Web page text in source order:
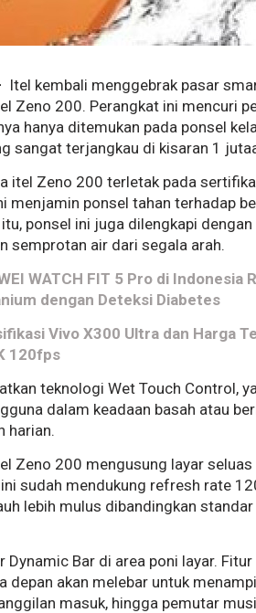
Itel kembali menggebrak pasar
Zeno 200. Perangkat ini mencuri
hanya ditemukan pada ponsel
sangat terjangkau di kisaran 1
itel Zeno 200 terletak pada
menjamin ponsel tahan terhadap
ponsel ini juga dilengkapi
semprotan air dari segala arah.
WATCH FIT 5 Pro di Indonesia
dengan Deteksi Diabetes
Vivo X300 Ultra dan Harga
120fps
teknologi Wet Touch Control,
dalam keadaan basah atau
harian.
Zeno 200 mengusung layar seluas
sudah mendukung refresh rate
lebih mulus dibandingkan
Dynamic Bar di area poni layar.
depan akan melebar untuk
masuk, hingga pemutar